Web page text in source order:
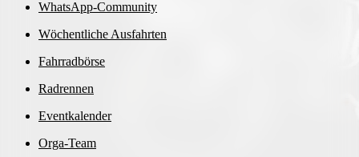
WhatsApp-Community
Wöchentliche Ausfahrten
Fahrradbörse
Radrennen
Eventkalender
Orga-Team